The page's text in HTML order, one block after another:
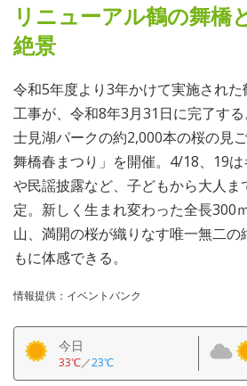
リニューアル鶴の舞橋
絶景
令和5年度より3年かけて実施され
工事が、令和8年3月31日に完了す
士見湖パークの約2,000本の桜の見
舞橋春まつり」を開催。4/18、19
や民謡披露など、子どもから大人ま
定。新しく生まれ変わった全長300
山、満開の桜が織りなす唯一無二の
もに体感できる。
情報提供：イベントバンク
今日
33℃／23℃